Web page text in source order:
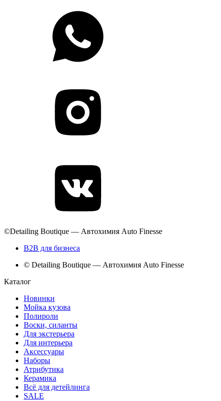
©Detailing Boutique — Автохимия Auto Finesse
B2B для бизнеса
© Detailing Boutique — Автохимия Auto Finesse
Каталог
Новинки
Мойка кузова
Полироли
Воски, силанты
Для экстерьера
Для интерьера
Аксессуары
Наборы
Атрибутика
Керамика
Всё для детейлинга
SALE